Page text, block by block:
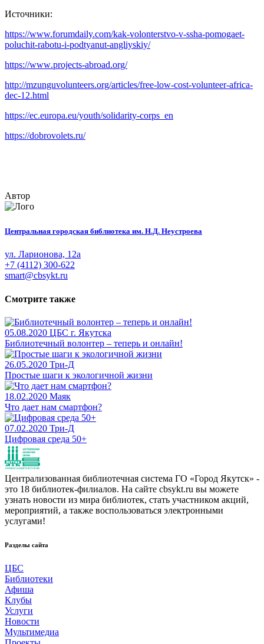
Источники:
https://www.forumdaily.com/kak-volonterstvo-v-ssha-pomogaet-
poluchit-rabotu-i-podtyanut-angliyskiy/
https://www.projects-abroad.org/
http://mzunguvolunteers.org/articles/free-low-cost-volunteer-africa-
dec-12.html
https://ec.europa.eu/youth/solidarity-corps_en
https://dobrovolets.ru/
Автор
Центральная городская библиотека им. Н.Д. Неустроева
ул. Ларионова, 12а
+7 (4112) 300-622
smart@cbsykt.ru
Смотрите также
05.08.2020 ЦБС г. Якутска
Библиотечный волонтер – теперь и онлайн!
26.05.2020 Три-Д
Простые шаги к экологичной жизни
18.02.2020 Маяк
Что дает нам смартфон?
07.02.2020 Три-Д
Цифровая среда 50+
Централизованная библиотечная система ГО «Город Якутск» -
это 18 библиотек-филиалов. На сайте cbsykt.ru вы можете
узнать новости из мира библиотек, стать участником акций,
мероприятий, а также воспользоваться электронными
услугами!
Разделы сайта
ЦБС
Библиотеки
Афиша
Клубы
Услуги
Новости
Мультимедиа